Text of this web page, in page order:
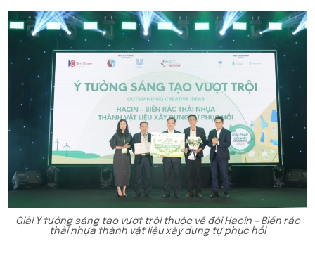
Giải Ý tưởng sáng tạo vượt trội thuộc về đội Hacin – Biến rác
thải nhựa thành vật liệu xây dựng tự phục hồi